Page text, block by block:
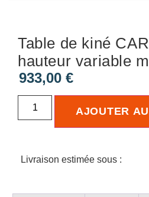
Table de kiné
hauteur variable
933,00 €
AJOUTER
Livraison estimée sous :